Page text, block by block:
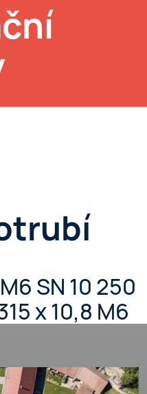
SN 10 250
x 10,8 M6